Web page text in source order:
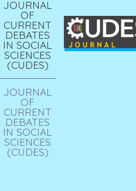
JOURNAL
OF
CURRENT
DEBATES
IN SOCIAL
SCIENCES
(CUDES)
JOURNAL
OF
CURRENT
DEBATES
IN SOCIAL
SCIENCES
(CUDES)